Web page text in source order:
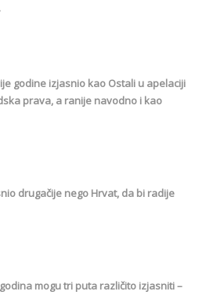
godine izjasnio kao Ostali u apelaciji
prava, a ranije navodno i kao
drugačije nego Hrvat, da bi radije
mogu tri puta različito izjasniti –